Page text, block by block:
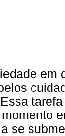
em
se